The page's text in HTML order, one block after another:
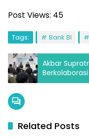
Post Views: 45
Tags: Bank BI
Akbar
Inovatif di
Related Posts
Ekonomi